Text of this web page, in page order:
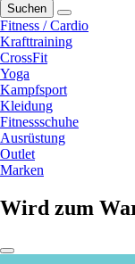
Suchen
Fitness / Cardio
Krafttraining
CrossFit
Yoga
Kampfsport
Kleidung
Fitnessschuhe
Ausrüstung
Outlet
Marken
Wird zum